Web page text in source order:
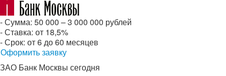
- Сумма: 50 000 – 3 000 000 рублей
- Ставка: от 18,5%
- Срок: от 6 до 60 месяцев
Оформить заявку
ЗАО Банк Москвы сегодня